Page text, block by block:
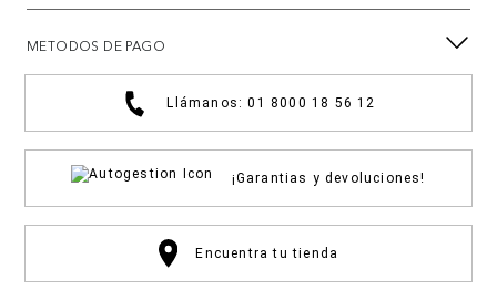
METODOS DE PAGO
Llámanos: 01 8000 18 56 12
¡Garantias y devoluciones!
Encuentra tu tienda